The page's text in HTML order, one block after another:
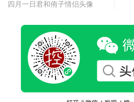
四月一日君和侑子情侣头像